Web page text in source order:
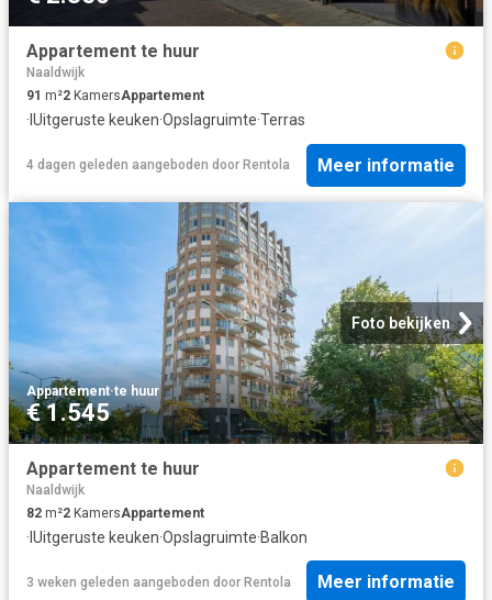
Appartement te huur
Naaldwijk
91 m²2 KamersAppartement
· IUitgeruste keuken·Opslagruimte·Terras
4 dagen geleden aangeboden door Rentola Meer informatie
Foto bekijken
Appartement·te huur
€ 1.545
Appartement te huur
Naaldwijk
82 m²2 KamersAppartement
· IUitgeruste keuken·Opslagruimte·Balkon
3 weken geleden aangeboden door Rentola Meer informatie